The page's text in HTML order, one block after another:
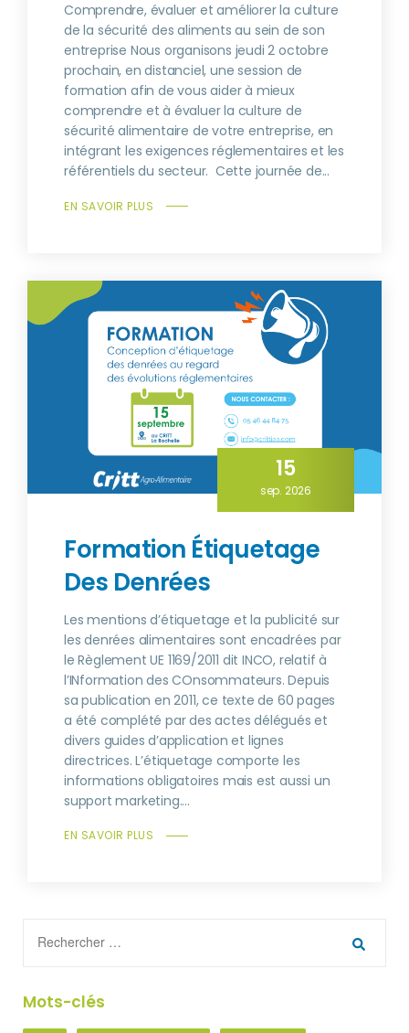
Comprendre, évaluer et améliorer la culture
de la sécurité des aliments au sein de son
entreprise Nous organisons jeudi 2 octobre
prochain, en distanciel, une session de
formation afin de vous aider à mieux
comprendre et à évaluer la culture de
sécurité alimentaire de votre entreprise, en
intégrant les exigences réglementaires et les
référentiels du secteur. Cette journée de...
EN SAVOIR PLUS
15
sep. 2026
Formation Étiquetage
Des Denrées
Les mentions d’étiquetage et la publicité sur
les denrées alimentaires sont encadrées par
le Règlement UE 1169/2011 dit INCO, relatif à
l’INformation des COnsommateurs. Depuis
sa publication en 2011, ce texte de 60 pages
a été complété par des actes délégués et
divers guides d’application et lignes
directrices. L’étiquetage comporte les
informations obligatoires mais est aussi un
support marketing....
EN SAVOIR PLUS
Mots-clés